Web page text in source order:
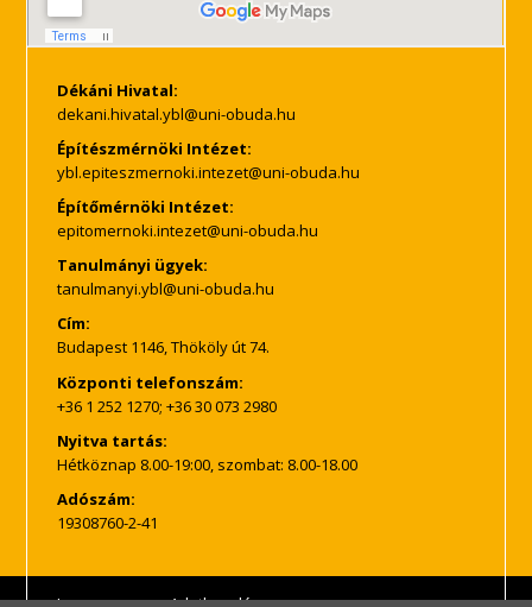
Dékáni Hivatal:
Építészmérnöki Intézet:
Építőmérnöki Intézet:
Tanulmányi ügyek:
Cím:
Budapest 1146, Thököly út 74.
Központi telefonszám:
+36 1 252 1270; +36 30 073 2980
Nyitva tartás:
Hétköznap 8.00-19:00, szombat: 8.00-18.00
Adószám:
19308760-2-41